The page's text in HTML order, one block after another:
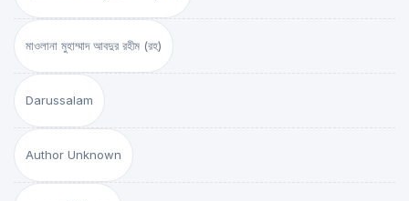
মাওলানা মুহাম্মাদ আবদুর রহীম (রহ)
Darussalam
Author Unknown